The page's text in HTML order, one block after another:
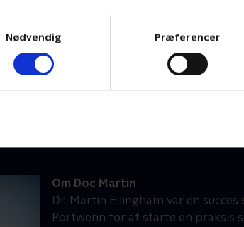
Nødvendig
Præferencer
Bjerglægen
Om Doc Martin
Dr. Martin Ellingham var en
Portwenn for at starte en praksis